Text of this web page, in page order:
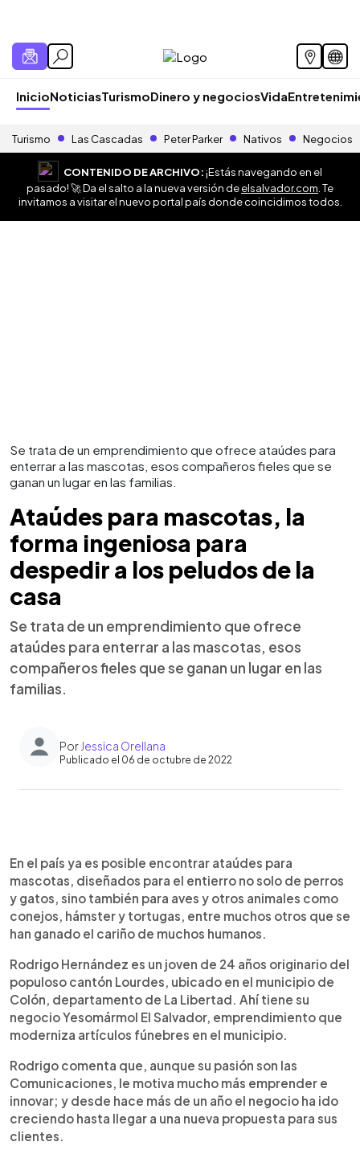
InicioNoticiasTurismoDinero y negociosVida
Turismo Las Cascadas Peter Parker Nativos Negocios
CONTENIDO DE ARCHIVO:¡Estás navegando en el
pasado! 🚀 Da el salto a la nueva versión deelsalvador.com . Te
invitamos a visitar el nuevo portal país donde coincidimos todos.
Se trata de un emprendimiento que ofrece ataúdes para
enterrar a las mascotas, esos compañeros fieles que se
ganan un lugar en las familias.
Ataúdes para mascotas, la
forma ingeniosa para
despedir a los peludos de la
casa
Se trata de un emprendimiento que ofrece
ataúdes para enterrar a las mascotas, esos
compañeros fieles que se ganan un lugar en las
familias.
Por Jessica Orellana
Publicado el 06 de octubre de 2022
► Escuchar artículo
En el país ya es posible encontrar ataúdes para
mascotas, diseñados para el entierro no solo de perros
y gatos, sino también para aves y otros animales como
conejos, hámster y tortugas, entre muchos otros que se
han ganado el cariño de muchos humanos.
Rodrigo Hernández es un joven de 24 años originario del
populoso cantón Lourdes, ubicado en el municipio de
Colón, departamento de La Libertad. Ahí tiene su
negocio Yesomármol El Salvador, emprendimiento que
moderniza artículos fúnebres en el municipio.
Rodrigo comenta que, aunque su pasión son las
Comunicaciones, le motiva mucho más emprender e
innovar; y desde hace más de un año el negocio ha ido
creciendo hasta llegar a una nueva propuesta para sus
clientes.